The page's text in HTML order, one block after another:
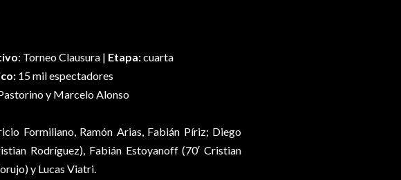
: Torneo Clausura | Etapa:cuarta
15 mil espectadores
y Marcelo Alonso
Formiliano, Ramón Arias, Fabián Píriz; Diego
Rodríguez), Fabián Estoyanoff (70′ Cristian
y Lucas Viatri.